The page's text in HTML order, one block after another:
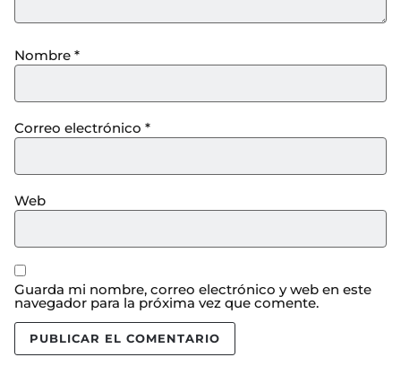
Nombre *
Correo electrónico *
Web
Guarda mi nombre, correo electrónico y web en este
navegador para la próxima vez que comente.